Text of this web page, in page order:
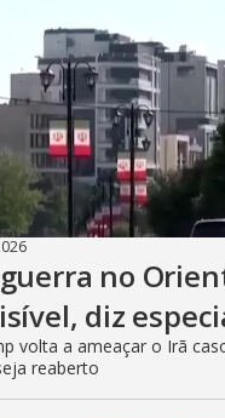
no
diz
volta a ameaçar o Irã
reaberto